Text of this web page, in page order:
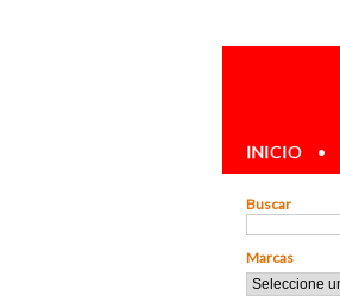
INICIO •
Buscar
Marcas